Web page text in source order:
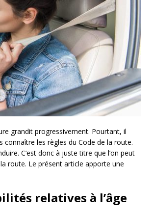
grandit progressivement. Pourtant, il
connaître les règles du Code de la route.
C’est donc à juste titre que l’on peut
route. Le présent article apporte une
relatives à l’âge